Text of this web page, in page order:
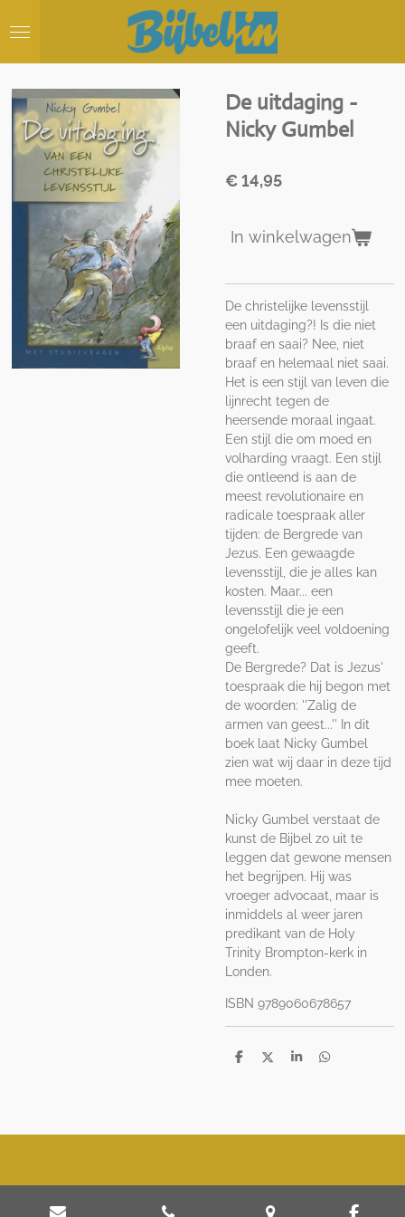
direct
hoofdinhoud
De uitdaging -
Nicky Gumbel
€ 14,95
In winkelwagen
De christelijke levensstijl
een uitdaging?! Is die niet
braaf en saai? Nee, niet
braaf en helemaal niet saai.
Het is een stijl van leven die
lijnrecht tegen de
heersende moraal ingaat.
Een stijl die om moed en
volharding vraagt. Een stijl
die ontleend is aan de
meest revolutionaire en
radicale toespraak aller
tijden: de Bergrede van
Jezus. Een gewaagde
levensstijl, die je alles kan
kosten. Maar... een
levensstijl die je een
ongelofelijk veel voldoening
geeft.
De Bergrede? Dat is Jezus'
toespraak die hij begon met
de woorden: ''Zalig de
armen van geest...'' In dit
boek laat Nicky Gumbel
zien wat wij daar in deze tijd
mee moeten.
Nicky Gumbel verstaat de
kunst de Bijbel zo uit te
leggen dat gewone mensen
het begrijpen. Hij was
vroeger advocaat, maar is
inmiddels al weer jaren
predikant van de Holy
Trinity Brompton-kerk in
Londen.
ISBN 9789060678657
D
D
S
D